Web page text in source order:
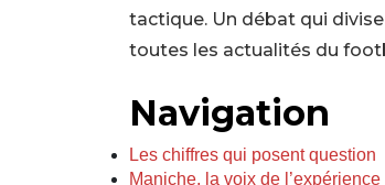
tactique. Un débat qui
toutes les actualités du
Navigation
Les chiffres qui posent question
Maniche, la voix de l’expérience